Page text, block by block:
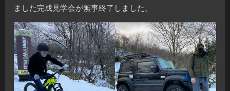
ました完成見学会が無事終了しました。